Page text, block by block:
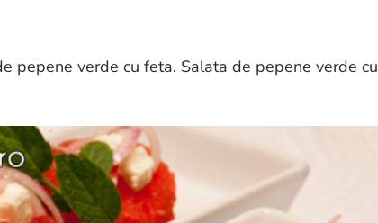
pepene verde cu feta. Salata de pepene verde cu